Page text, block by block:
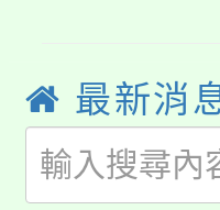
局官網
8月14
開!
115年
桃園市
最新消